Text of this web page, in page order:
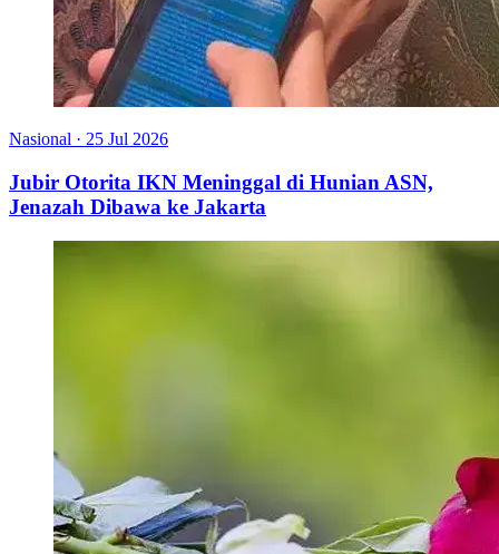
Nasional · 25 Jul 2026
Jubir Otorita IKN Meninggal di Hunian ASN,
Jenazah Dibawa ke Jakarta